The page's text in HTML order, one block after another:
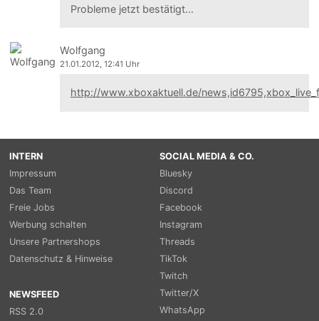
Probleme jetzt bestätigt...
Wolfgang
21.01.2012, 12:41 Uhr
http://www.xboxaktuell.de/
INTERN
Impressum
Das Team
Freie Jobs
Werbung schalten
Unsere Partnershops
Datenschutz & Hinweise
NEWSFEED
RSS 2.0
SOCIAL MEDIA & CO.
Bluesky
Discord
Facebook
Instagram
Threads
TikTok
Twitch
Twitter/X
WhatsApp